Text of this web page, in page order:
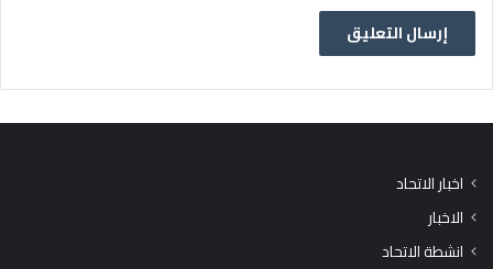
اخبار الاتحاد
الاخبار
انشطة الاتحاد